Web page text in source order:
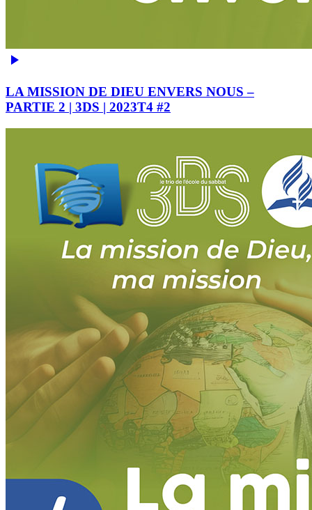
LA MISSION DE DIEU ENVERS NOUS –
PARTIE 2 | 3DS | 2023T4 #2